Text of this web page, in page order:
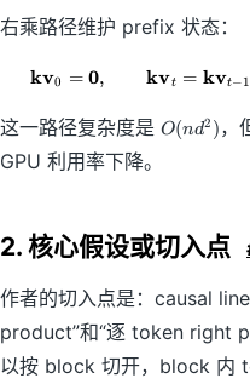
m
a
h
f
V
)
\
m
t
b
t
p
bf
_
{t
s}
=
1
s
n
^
d
右乘路径维护 prefix 状态：
kv0 = 0, kvt = kvt−1
这一路径复杂度是 O
2
)
O(nd2 )，
GPU 利用率下降。
2. 核心假设或切入点
作者的切入点是：causal
product”和“逐 token right
以按 block 切开，block 内